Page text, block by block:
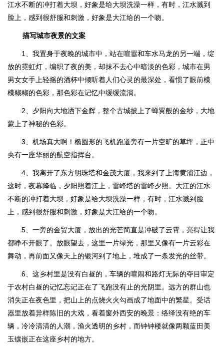
江水不断的冲打着大坝，好象是给大坝洗澡一样，有时，江水溅到
脸上，感到很舒服和刺激，好象是大江给的一个吻。
描写城市夜景的文案
1、我置身于夜晚的城市中，站在喧嚣和车水马龙的另一端，绽
放的霓虹灯，编织了夜的美，却抹不去心中暗淡的色彩，城市在男
男女女手上轻摇的酒杯中倾听着人们心灵的最深处，看惯了眼前模
模糊糊的色彩，那色彩在记忆中缓缓流淌。
2、夕阳向大地洒下金辉，整个古城披上了蝉翼般的金纱，大地
蒙上了神秘的色彩。
3、机场真大啊！椭圆形的飞机跑道旁有一片空旷的草坪，正中
央有一座华丽的航空指挥台。
4、我离开了东方明珠塔和金茂大厦，我来到了上海黄浦江边，
这时，夜幕降临，夕阳照着江上，雷峰塔的雷峰夕照。大江的江水
不断的冲打着大坝，好象是给大坝洗澡一样，有时，江水溅到脸
上，感到很舒服和刺激，好象是大江给的一个吻。
5、一旁的金贸大厦，放出的光芒简直是冲破了云霄，亮得让我
都睁不开眼了。放眼望去，这里一片绿光，那里又像有一片云彩在
舞动，再前面又像天上的银河到了地上，堆成了一条发光的丝带。
6、这乡村里是没有白昼的，车辆的喧闹和路灯无际的夺目审定
于农村白昼的记忆忘记正在了飞跑没有止的光阴里。远方的群山也
消失正在夜色里，把山上的点烧火火勾画成了地面中的繁星。受话
器里放着异样陈旧的大戏，看着窗外西安的晚景：络绎没有绝的车
辆，冷冷清清的人潮，渔火透明的乡村，而钟钟楼就像两颗蓝田美
玉镶嵌正在这座乡村的地方。